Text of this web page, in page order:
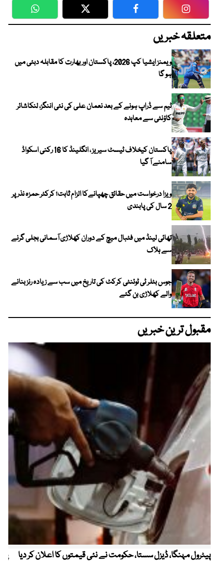
WhatsApp Twitter Facebook
متعلقہ خبریں
ویمنز ایشیا کپ 2026، پاکستان اور بھارت کا مقابلہ دبئی میں
ہو گا
ٹیم سے ڈراپ ہونے کے بعد نعمان علی کی نئی اننگز، لنکاشائر
کاؤنٹی سے معاہدہ
پاکستان کیخلاف ٹیسٹ سیریز ، انگلینڈ کا 16 رکنی اسکواڈ
سامنے آ گیا
ویزا درخواست میں حقائق چھپانےکا الزام ثابت؛ کرکٹر حمزہ نذر پر
2 سال کی پابندی
تھائی لینڈ میں فٹبال میچ کے دوران کھلاڑی آسمانی بجلی گرنے
سے ہلاک
جوس بٹلر ٹی ٹوئنٹی کرکٹ کی تاریخ میں سب سے زیادہ رنز بنانے
والے کھلاڑی بن گئے
مقبول ترین خبریں
پیٹرول مہنگا، ڈیزل سستا، حکومت نے نئی قیمتوں کا اعلان کر دیا